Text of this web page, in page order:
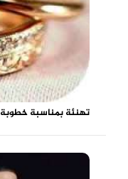
تهنئة بمناسبة خطوبة